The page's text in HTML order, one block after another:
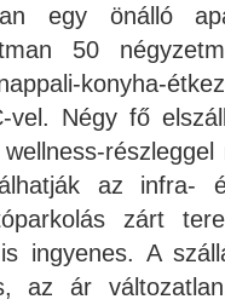
egy önálló
50
konyha-
vel. Négy fő
az
zárt
ingyenes. A
az ár